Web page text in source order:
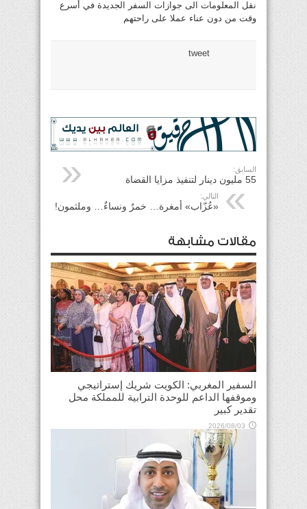
نقل المعلومات الى جوازات السفر الجديدة في أسرع
وقت من دون عناء عملا على راحتهم
tweet
السابق:
55 مليون دينار لتنفيذ مزايا القضاة
التالي:
«عُزّاب» أمغرة… خمرٌ ونساءٌ… وملثمون!
مقالات مشابهة
السفير المغربي: الكويت شريك إستراتيجي
وموقفها الداعم للوحدة الترابية للمملكة محل
تقدير كبير
2026/08/03